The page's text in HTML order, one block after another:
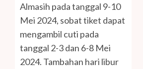
Almasih pada tanggal 9-10
Mei 2024, sobat tiket dapat
mengambil cuti pada
tanggal 2-3 dan 6-8 Mei
2024. Tambahan hari libur